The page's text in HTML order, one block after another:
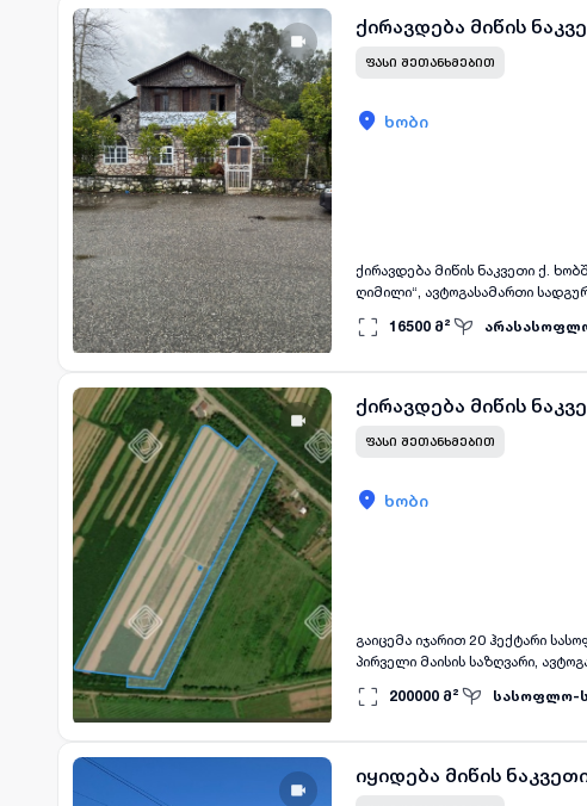
ქირავდება მიწის
ᲤᲐᲡᲘ ᲨᲔᲗᲐᲜᲮᲛᲔᲑᲘᲗ
ხობი
ქირავდება მიწის ნაკვეთი ქ. ხობში – საუკეთესო ლოკაციაზე
ღიმილი“, ავტოგასამართი სადგურ „გალფის“ გვერდით. ქირავდება
ტიპის ბიზნესისთვის. ნაკვეთი გამოდგება: * რესტორნის, კაფის ან კვების ობიექტისთვის; * საოფისე სივრცედ; * სასაწყობე
დანიშნულებისთვის; * სავაჭრო
16500 მ²
ქირავდება მიწის
ᲤᲐᲡᲘ ᲨᲔᲗᲐᲜᲮᲛᲔᲑᲘᲗ
ხობი
გაიცემა იჯარით 20 ჰექტარი სასოფლო-
პირველი მაისის საზღვარი, ავტოგასამართი სადგურ
სასოფლო-სამეურნეო მიწის
სამეურნეო თუ საინვესტიციო პროექტისთვის. ნაკვეთი საუკეთესოა: * ერთწლიანი
მისასვლელით; ✅ ტერიტორიიდან
ბუნებრივი აირი, ინტერნეტი
200000 მ² სასოფლო-
იყიდება მიწის